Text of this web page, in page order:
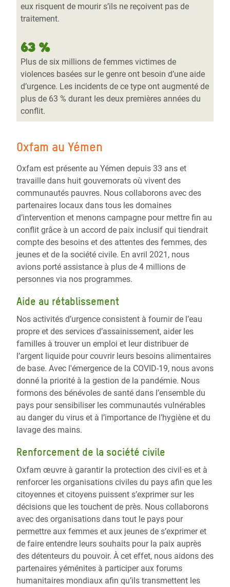
eux risquent de mourir s’ils ne reçoivent pas de
traitement.
63 %
Plus de six millions de femmes victimes de
violences basées sur le genre ont besoin d’une aide
d’urgence. Les incidents de ce type ont augmenté de
plus de 63 % durant les deux premières années du
conflit.
Oxfam au Yémen
Oxfam est présente au Yémen depuis 33 ans et
travaille dans huit gouvernorats où vivent des
communautés pauvres. Nous collaborons avec des
partenaires locaux dans tous les domaines
d’intervention et menons campagne pour mettre fin au
conflit grâce à un accord de paix inclusif qui tiendrait
compte des besoins et des attentes des femmes, des
jeunes et de la société civile. En avril 2021, nous
avions porté assistance à plus de 4 millions de
personnes via nos programmes.
Aide au rétablissement
Nos activités d’urgence consistent à fournir de l’eau
propre et des services d’assainissement, aider les
familles à trouver un emploi et leur distribuer de
l’argent liquide pour couvrir leurs besoins alimentaires
de base. Avec l'émergence de la COVID-19, nous avons
donné la priorité à la gestion de la pandémie. Nous
formons des bénévoles de santé dans l’ensemble du
pays pour sensibiliser les communautés vulnérables
au danger du virus et à l’importance de l’hygiène et du
lavage des mains.
Renforcement de la société civile
Oxfam œuvre à garantir la protection des civil·es et à
renforcer les organisations civiles du pays afin que les
citoyennes et citoyens puissent s’exprimer sur les
décisions que les touchent de près. Nous collaborons
avec des organisations dans tout le pays pour
permettre aux femmes et aux jeunes de s’exprimer et
de faire entendre leurs souhaits pour la paix auprès
des détenteurs du pouvoir. À cet effet, nous aidons des
partenaires yéménites à participer aux forums
humanitaires mondiaux afin qu’ils transmettent les